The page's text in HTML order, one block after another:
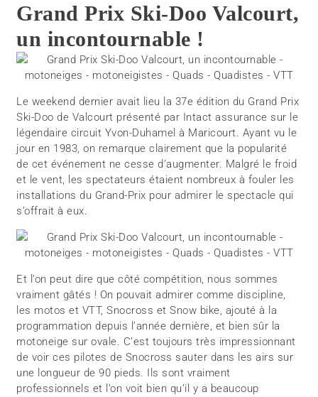
Grand Prix Ski-Doo Valcourt,
un incontournable !
Le weekend dernier avait lieu la 37e édition du Grand Prix
Ski-Doo de Valcourt présenté par Intact assurance sur le
légendaire circuit Yvon-Duhamel à Maricourt. Ayant vu le
jour en 1983, on remarque clairement que la popularité
de cet événement ne cesse d’augmenter. Malgré le froid
et le vent, les spectateurs étaient nombreux à fouler les
installations du Grand-Prix pour admirer le spectacle qui
s’offrait à eux.
Et l’on peut dire que côté compétition, nous sommes
vraiment gâtés ! On pouvait admirer comme discipline,
les motos et VTT, Snocross et Snow bike, ajouté à la
programmation depuis l’année dernière, et bien sûr la
motoneige sur ovale. C’est toujours très impressionnant
de voir ces pilotes de Snocross sauter dans les airs sur
une longueur de 90 pieds. Ils sont vraiment
professionnels et l’on voit bien qu’il y a beaucoup